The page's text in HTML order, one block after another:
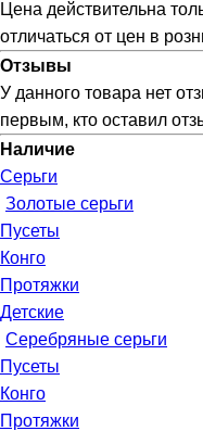
Цена действительна
отличаться от цен в
Отзывы
У данного товара нет
первым, кто оставил
Наличие
Серьги
Золотые серьги
Пусеты
Конго
Протяжки
Детские
Серебряные серьги
Пусеты
Конго
Протяжки